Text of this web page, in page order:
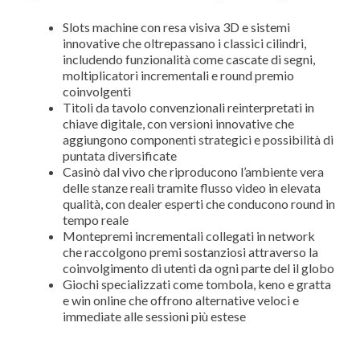
Slots machine con resa visiva 3D e sistemi
innovative che oltrepassano i classici cilindri,
includendo funzionalità come cascate di segni,
moltiplicatori incrementali e round premio
coinvolgenti
Titoli da tavolo convenzionali reinterpretati in
chiave digitale, con versioni innovative che
aggiungono componenti strategici e possibilità di
puntata diversificate
Casinò dal vivo che riproducono l’ambiente vera
delle stanze reali tramite flusso video in elevata
qualità, con dealer esperti che conducono round in
tempo reale
Montepremi incrementali collegati in network
che raccolgono premi sostanziosi attraverso la
coinvolgimento di utenti da ogni parte del il globo
Giochi specializzati come tombola, keno e gratta
e win online che offrono alternative veloci e
immediate alle sessioni più estese